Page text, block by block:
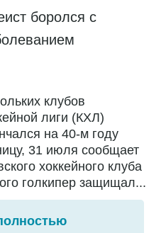
боролся с
клубов
лиги (КХЛ)
на 40-м году
31 июля сообщает
хоккейного клуба
голкипер защищал...